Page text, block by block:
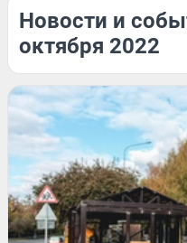
Новости и
октября 2022